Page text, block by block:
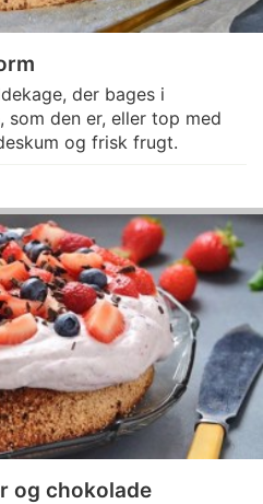
der bages i
som den er, eller top med
og frisk frugt.
og chokolade